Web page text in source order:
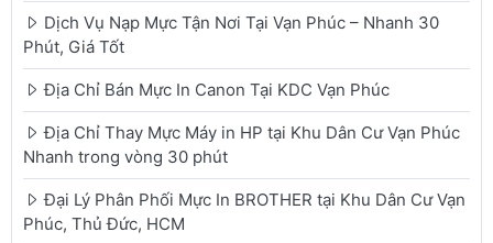
Dịch Vụ Nạp Mực Tận Nơi Tại Vạn Phúc – Nhanh 30
Phút, Giá Tốt
Địa Chỉ Bán Mực In Canon Tại KDC Vạn Phúc
Địa Chỉ Thay Mực Máy in HP tại Khu Dân Cư Vạn Phúc
Nhanh trong vòng 30 phút
Đại Lý Phân Phối Mực In BROTHER tại Khu Dân Cư Vạn
Phúc, Thủ Đức, HCM